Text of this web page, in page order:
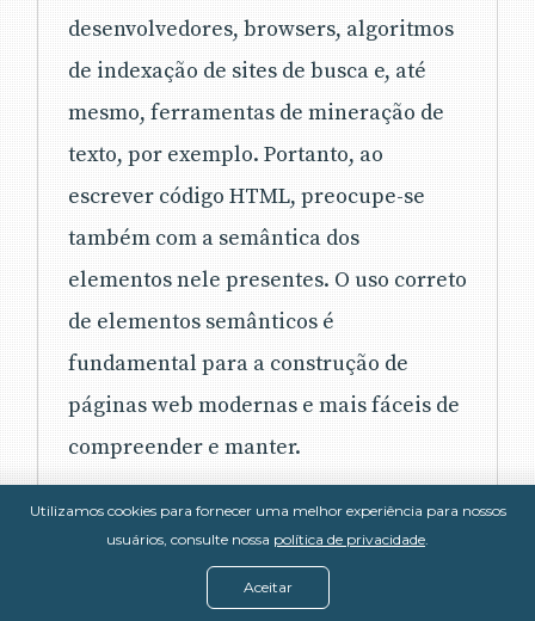
desenvolvedores, browsers, algoritmos
de indexação de sites de busca e, até
mesmo, ferramentas de mineração de
texto, por exemplo. Portanto, ao
escrever código HTML, preocupe-se
também com a semântica dos
elementos nele presentes. O uso correto
de elementos semânticos é
fundamental para a construção de
páginas web modernas e mais fáceis de
compreender e manter.
Utilizamos cookies para fornecer uma melhor experiência para nossos
usuários, consulte nossa política de privacidade.
Aceitar